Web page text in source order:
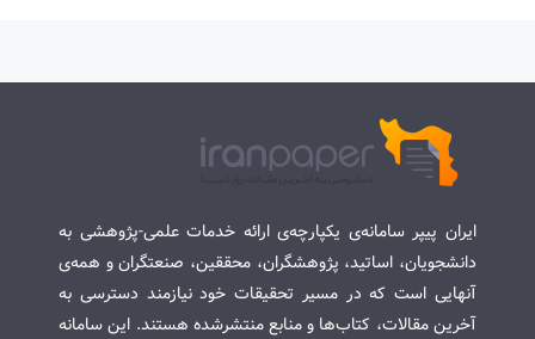
ایران پیپر سامانه‌ی یکپارچه‌ی ارائه خدمات علمی-پژوهشی به
دانشجویان، اساتید، پژوهشگران، محققین، صنعتگران و همه‌ی
آنهایی است که در مسیر تحقیقات خود نیازمند دسترسی به
آخرین مقالات، کتاب‌ها و منابع منتشرشده هستند. این سامانه